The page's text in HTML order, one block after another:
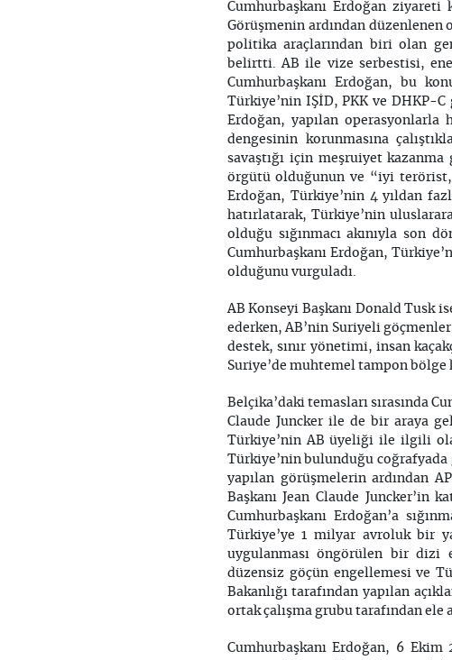
Cumhurbaşkanı Erdoğan
Görüşmenin ardından düzenlenen
politika araçlarından biri olan
belirtti. AB ile vize serbestisi,
Cumhurbaşkanı Erdoğan, bu
Türkiye’nin IŞİD, PKK ve DHKP-
Erdoğan, yapılan
dengesinin korunmasına
savaştığı için meşruiyet
örgütü olduğunun ve “iyi terörist,
Erdoğan, Türkiye’nin 4 yıldan
hatırlatarak, Türkiye’nin
olduğu sığınmacı akınıyla son
Cumhurbaşkanı Erdoğan,
olduğunu vurguladı.
AB Konseyi Başkanı Donald Tusk
ederken, AB’nin Suriyeli
destek, sınır yönetimi, insan
Suriye’de muhtemel tampon
Belçika’daki temasları sırasında
Claude Juncker ile de bir araya
Türkiye’nin AB üyeliği ile ilgili
Türkiye’nin bulunduğu coğrafyada
yapılan görüşmelerin ardından
Başkanı Jean Claude Juncker’in
Cumhurbaşkanı Erdoğan’a
Türkiye’ye 1 milyar avroluk bir
uygulanması öngörülen bir dizi
düzensiz göçün engellemesi ve
Bakanlığı tarafından yapılan
ortak çalışma grubu tarafından ele
Cumhurbaşkanı Erdoğan, 6